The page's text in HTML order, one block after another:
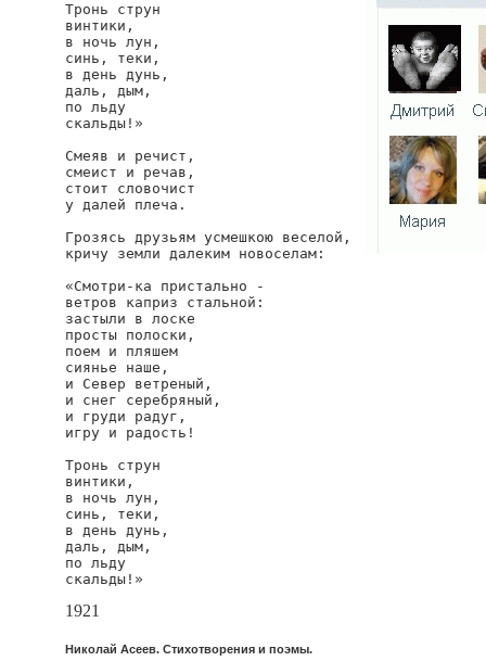
Тронь струн
винтики,
в ночь лун,
синь, теки,
в день дунь,
даль, дым,
по льду
скальды!»
Смеяв и речист,
смеист и речав,
стоит словочист
у далей плеча.
Грозясь друзьям усмешкою веселой,
кричу земли далеким новоселам:
«Смотри-ка пристально -
ветров каприз стальной:
застыли в лоске
просты полоски,
поем и пляшем
сиянье наше,
и Север ветреный,
и снег серебряный,
и груди радуг,
игру и радость!
Тронь струн
винтики,
в ночь лун,
синь, теки,
в день дунь,
даль, дым,
по льду
скальды!»
1921
Николай Асеев. Стихотворения и поэмы.